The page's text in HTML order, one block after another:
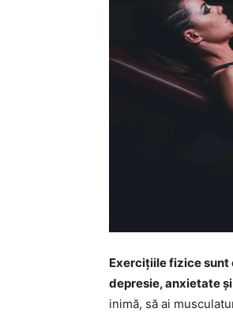
Exercițiile fizice sunt
depresie, anxietate
inimă, să ai